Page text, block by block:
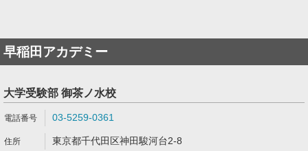
早稲田アカデミー
大学受験部 御茶ノ水校
03-5259-0361
東京都千代田区神田駿河台2-8